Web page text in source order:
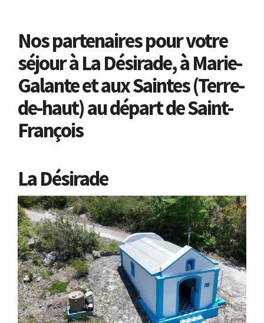
Nos partenaires pour votre
séjour à La Désirade, à Marie-
Galante et aux Saintes (Terre-
de-haut) au départ de Saint-
François
La Désirade